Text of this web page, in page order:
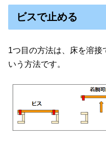
ビスで止める
1つ目の方法は、床を溶接
いう方法です。